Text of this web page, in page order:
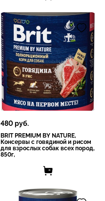
480руб.
BRIT PREMIUM BY NATURE,
Консервы с говядиной и рисом
для взрослых собак всех пород,
850г,